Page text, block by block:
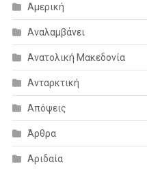
Αμερική
Αναλαμβάνει
Ανατολική Μακεδονία
Ανταρκτική
Απόψεις
Άρθρα
Αριδαία